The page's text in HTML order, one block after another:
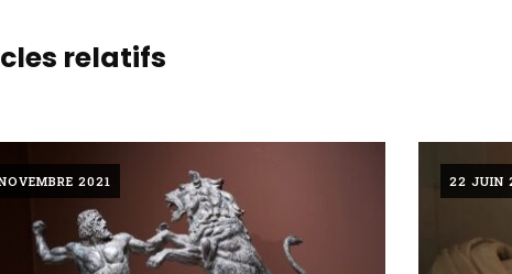
relatifs
2021 22 JUIN